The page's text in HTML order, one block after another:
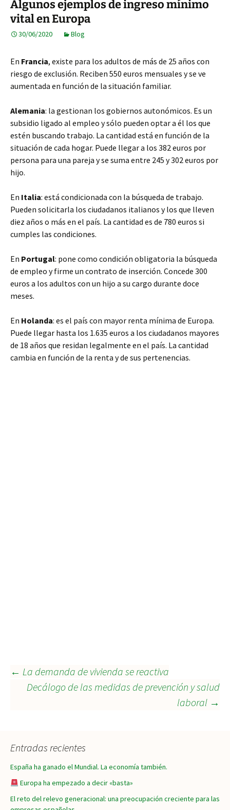
Algunos ejemplos de ingreso mínimo
vital en Europa
30/06/2020 Blog
En Francia, existe para los adultos de más de 25 años con
riesgo de exclusión. Reciben 550 euros mensuales y se ve
aumentada en función de la situación familiar.
Alemania: la gestionan los gobiernos autonómicos. Es un
subsidio ligado al empleo y sólo pueden optar a él los que
estén buscando trabajo. La cantidad está en función de la
situación de cada hogar. Puede llegar a los 382 euros por
persona para una pareja y se suma entre 245 y 302 euros por
hijo.
En Italia: está condicionada con la búsqueda de trabajo.
Pueden solicitarla los ciudadanos italianos y los que lleven
diez años o más en el país. La cantidad es de 780 euros si
cumples las condiciones.
En Portugal: pone como condición obligatoria la búsqueda
de empleo y firme un contrato de inserción. Concede 300
euros a los adultos con un hijo a su cargo durante doce
meses.
En Holanda: es el país con mayor renta mínima de Europa.
Puede llegar hasta los 1.635 euros a los ciudadanos mayores
de 18 años que residan legalmente en el país. La cantidad
cambia en función de la renta y de sus pertenencias.
Navegación
entradas
← La demanda de vivienda se reactiva
Decálogo de las medidas de prevención y salud
laboral →
Entradas recientes
España ha ganado el Mundial. La economía también.
Europa ha empezado a decir «basta»
El reto del relevo generacional: una preocupación creciente para las